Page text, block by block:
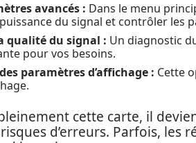
avancés : Dans le menu
du signal et contrôler les
qualité du signal : Un diagnostic
pour vos besoins.
paramètres d’affichage : Cette
cette carte, il
d’erreurs. Parfois, les